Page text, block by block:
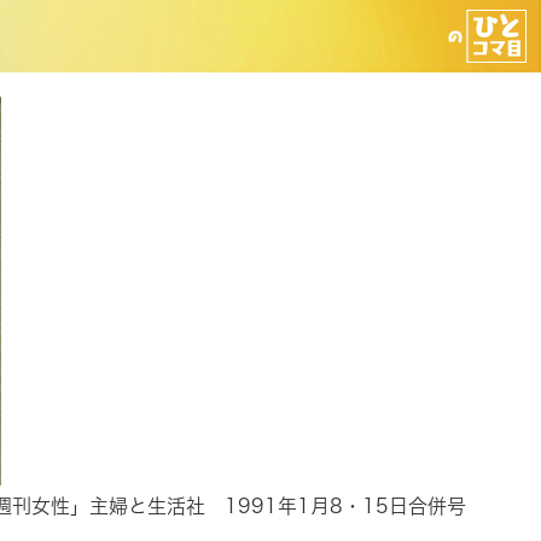
刊女性」主婦と生活社 1991年1月8・15日合併号